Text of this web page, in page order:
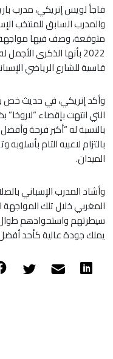
فاجأ لويس إنريكي، مدرب
والمدرب السابق للمنتخب
متوقعة، وصف فيها
2022 بأنها الذكرى
قاسية للشارع الرياضي
​وأكد إنريكي، في حديث خص به
التي انتهت بإقصاء “لاروخا”
بالنسبة له “أكبر فرحة
بالتزام لاعبيه التام
الميدان.
​وأشاد المدرب الإسباني
المغربي خلال تلك المواجهة
يملك جودة عالية كأحد أفضل